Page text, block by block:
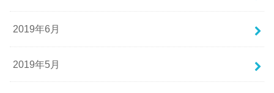
2019年6月
2019年5月